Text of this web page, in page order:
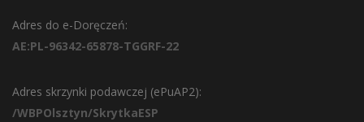
Adres do e-Doręczeń:
AE:PL-96342-65878-TGGRF-22
Adres skrzynki podawczej (ePuAP2):
/WBPOlsztyn/SkrytkaESP